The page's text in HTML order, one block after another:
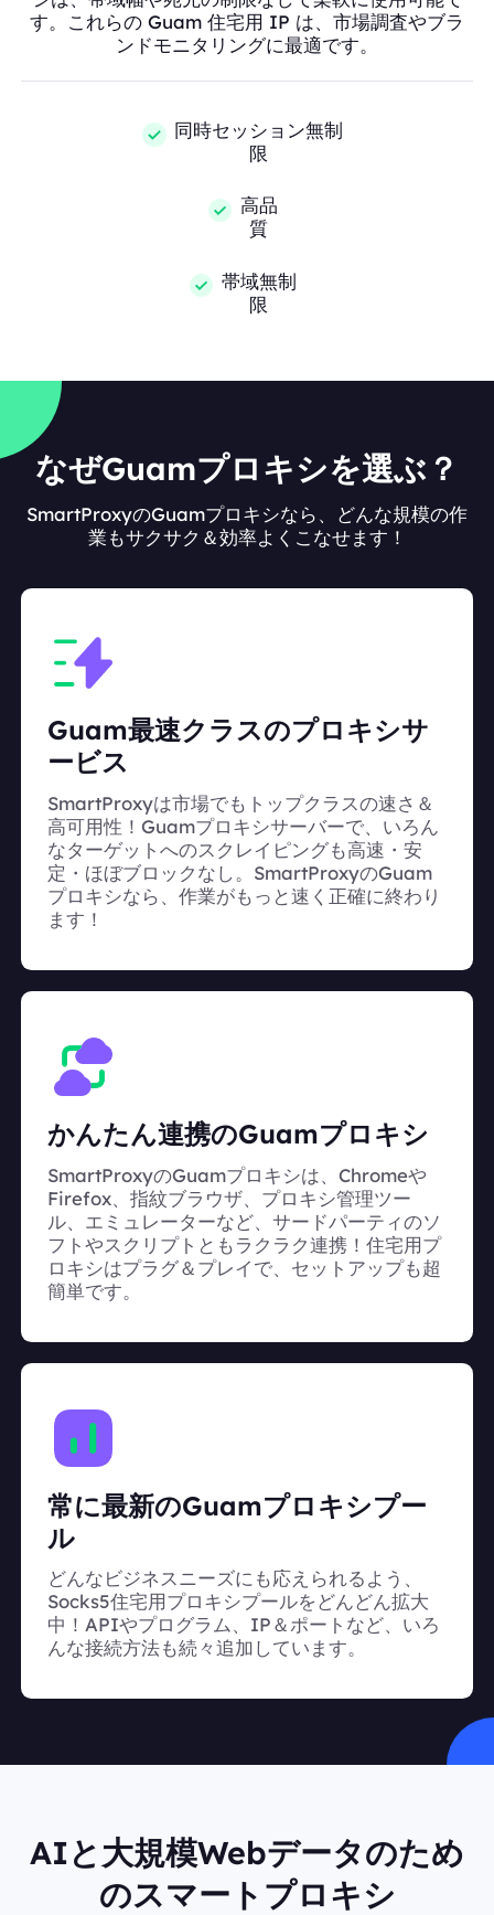
す。これらの Guam 住宅用 IP は、市場調査やブラ
ンドモニタリングに最適です。
同時セッション無制
限
高品
質
帯域無制
限
なぜGuamプロキシを選ぶ？
SmartProxyのGuamプロキシなら、どんな規模の作
業もサクサク＆効率よくこなせます！
Guam最速クラスのプロキシサ
ービス
SmartProxyは市場でもトップクラスの速さ＆
高可用性！Guamプロキシサーバーで、いろん
なターゲットへのスクレイピングも高速・安
定・ほぼブロックなし。SmartProxyのGuam
プロキシなら、作業がもっと速く正確に終わり
ます！
かんたん連携のGuamプロキシ
SmartProxyのGuamプロキシは、Chromeや
Firefox、指紋ブラウザ、プロキシ管理ツー
ル、エミュレーターなど、サードパーティのソ
フトやスクリプトともラクラク連携！住宅用プ
ロキシはプラグ＆プレイで、セットアップも超
簡単です。
常に最新のGuamプロキシプー
ル
どんなビジネスニーズにも応えられるよう、
Socks5住宅用プロキシプールをどんどん拡大
中！APIやプログラム、IP＆ポートなど、いろ
んな接続方法も続々追加しています。
AIと大規模Webデータのため
のスマートプロキシ